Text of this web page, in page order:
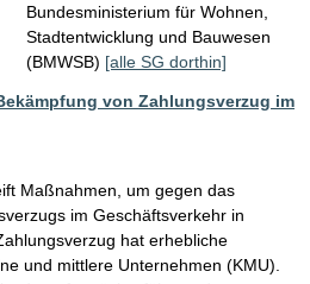
Bundesministerium für Wohnen,
Stadtentwicklung und Bauwesen
(BMWSB) [alle SG dorthin]
von Zahlungsverzug im
Maßnahmen, um gegen das
im Geschäftsverkehr in
hat erhebliche
und mittlere Unternehmen (KMU).